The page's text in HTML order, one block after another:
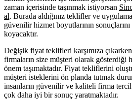
zaman içerisinde taşınmak istiyorsan
al. Burada aldığınız teklifler ve
güvenilir hizmet boyutlarının
koyacaktır.
Değişik fiyat teklifleri karşımıza
firmaların size müşteri olarak gösterdiği
önem taşımaktadır. Fiyat tekliflerini
müşteri isteklerini ön planda tutmak
insanların güvenilir ve kaliteli firma
çok daha iyi bir sonuç yaratmaktadır.